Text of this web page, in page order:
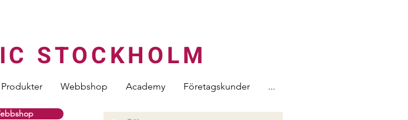
STOCKHOLM
Produkter Webbshop Academy Företagskunder ...